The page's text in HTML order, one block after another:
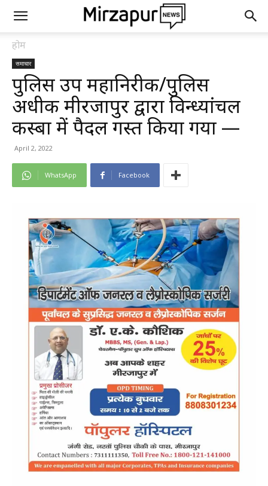
होम
समाचार
पुलिस उप महानिरीक्षक/पुलिस
अधीक्षक मीरजापुर द्वारा विन्ध्यांचल
कस्बा में पैदल गस्त किया गया —
April 2, 2022
WhatsApp Facebook